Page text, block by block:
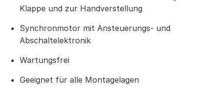
Klappe und zur Handverstellung
Synchronmotor mit Ansteuerungs- und
Abschaltelektronik
Wartungsfrei
Geeignet für alle Montagelagen